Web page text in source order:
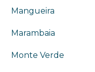
Mangueira
Marambaia
Monte Verde